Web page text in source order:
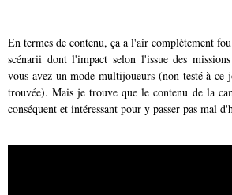
En termes de contenu, ça a l'air complètement
scénarii dont l'impact selon l'issue des
vous avez un mode multijoueurs (non testé à ce
trouvée). Mais je trouve que le contenu de la
conséquent et intéressant pour y passer pas mal